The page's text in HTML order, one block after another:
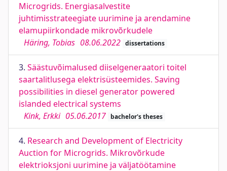
Microgrids. Energiasalvestite
juhtimisstrateegiate uurimine ja arendamine
elamupiirkondade mikrovõrkudele
Häring, Tobias 08.06.2022 dissertations
3. Säästuvõimalused diiselgeneraatori toitel
saartalitlusega elektrisüsteemides. Saving
possibilities in diesel generator powered
islanded electrical systems
Kink, Erkki 05.06.2017 bachelor's theses
4. Research and Development of Electricity
Auction for Microgrids. Mikrovõrkude
elektrioksjoni uurimine ja väljatöötamine